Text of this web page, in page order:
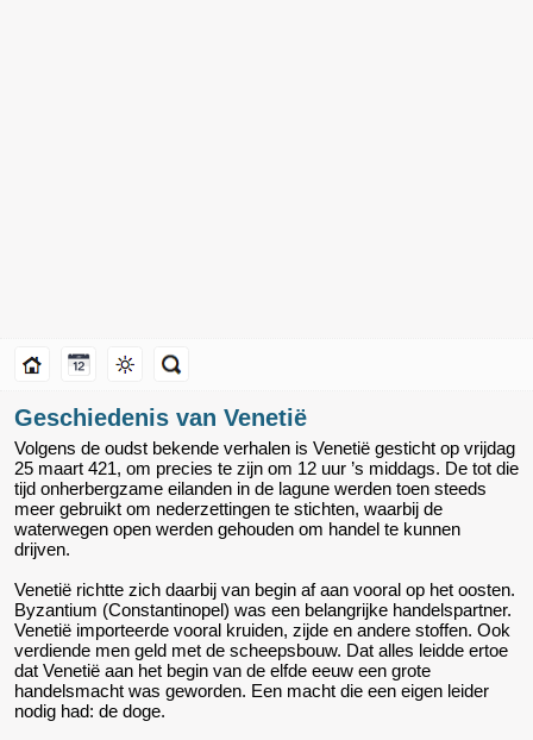
Geschiedenis van Venetië
Volgens de oudst bekende verhalen is Venetië gesticht op vrijdag
25 maart 421, om precies te zijn om 12 uur ’s middags. De tot die
tijd onherbergzame eilanden in de lagune werden toen steeds
meer gebruikt om nederzettingen te stichten, waarbij de
waterwegen open werden gehouden om handel te kunnen
drijven.
Venetië richtte zich daarbij van begin af aan vooral op het oosten.
Byzantium (Constantinopel) was een belangrijke handelspartner.
Venetië importeerde vooral kruiden, zijde en andere stoffen. Ook
verdiende men geld met de scheepsbouw. Dat alles leidde ertoe
dat Venetië aan het begin van de elfde eeuw een grote
handelsmacht was geworden. Een macht die een eigen leider
nodig had: de doge.